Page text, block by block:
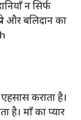
न सिर्फ
और बलिदान का
कराता है।
है। माँ का प्यार